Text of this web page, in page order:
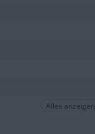
Alles anzeigen